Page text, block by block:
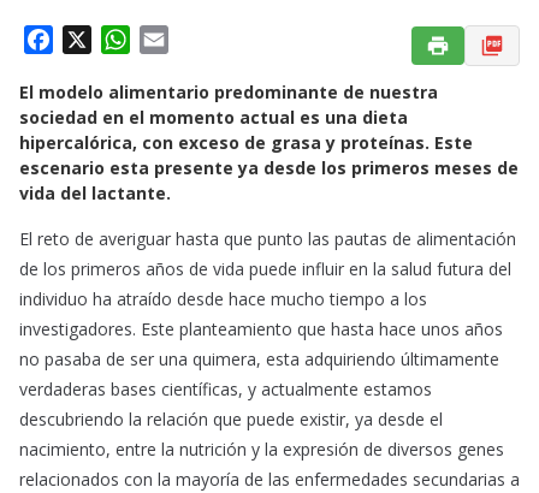
c
e
b
o
k
W
a
t
s
A
p
a
i
l
El modelo alimentario predominante de nuestra
sociedad en el momento actual es una dieta
hipercalórica, con exceso de grasa y proteínas. Este
escenario esta presente ya desde los primeros meses de
vida del lactante.
El reto de averiguar hasta que punto las pautas de alimentación
de los primeros años de vida puede influir en la salud futura del
individuo ha atraído desde hace mucho tiempo a los
investigadores. Este planteamiento que hasta hace unos años
no pasaba de ser una quimera, esta adquiriendo últimamente
verdaderas bases científicas, y actualmente estamos
descubriendo la relación que puede existir, ya desde el
nacimiento, entre la nutrición y la expresión de diversos genes
relacionados con la mayoría de las enfermedades secundarias a